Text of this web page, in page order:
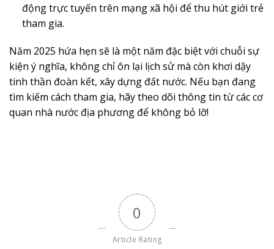
động trực tuyến trên mạng xã hội để thu hút giới trẻ
tham gia.
Năm 2025 hứa hẹn sẽ là một năm đặc biệt với chuỗi sự
kiện ý nghĩa, không chỉ ôn lại lịch sử mà còn khơi dậy
tinh thần đoàn kết, xây dựng đất nước. Nếu bạn đang
tìm kiếm cách tham gia, hãy theo dõi thông tin từ các cơ
quan nhà nước địa phương để không bỏ lỡ!
0
Article Rating